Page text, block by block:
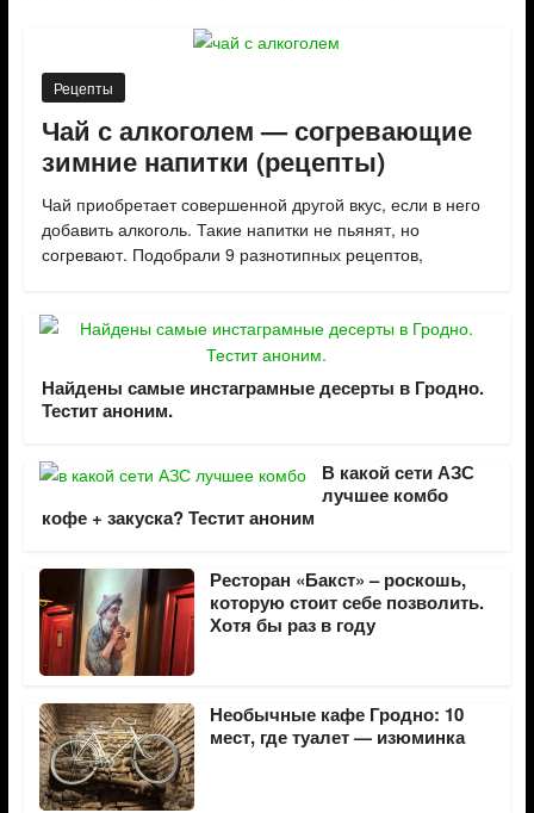
Рецепты
Чай с алкоголем — согревающие
зимние напитки (рецепты)
Чай приобретает совершенной другой вкус, если в него
добавить алкоголь. Такие напитки не пьянят, но
согревают. Подобрали 9 разнотипных рецептов,
Найдены самые инстаграмные десерты в Гродно.
Тестит аноним.
В какой сети АЗС
лучшее комбо
кофе + закуска? Тестит аноним
Ресторан «Бакст» – роскошь,
которую стоит себе позволить.
Хотя бы раз в году
Необычные кафе Гродно: 10
мест, где туалет — изюминка